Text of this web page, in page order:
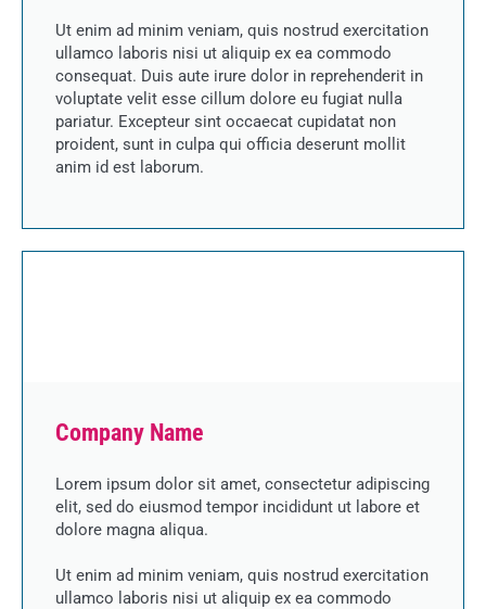
Ut enim ad minim veniam, quis nostrud exercitation
ullamco laboris nisi ut aliquip ex ea commodo
consequat. Duis aute irure dolor in reprehenderit in
voluptate velit esse cillum dolore eu fugiat nulla
pariatur. Excepteur sint occaecat cupidatat non
proident, sunt in culpa qui officia deserunt mollit
anim id est laborum.
Company Name
Lorem ipsum dolor sit amet, consectetur adipiscing
elit, sed do eiusmod tempor incididunt ut labore et
dolore magna aliqua.
Ut enim ad minim veniam, quis nostrud exercitation
ullamco laboris nisi ut aliquip ex ea commodo